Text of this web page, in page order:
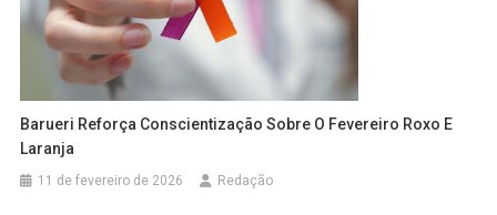
Barueri Reforça Conscientização Sobre O Fevereiro Roxo E
Laranja
11 de fevereiro de 2026 Redação